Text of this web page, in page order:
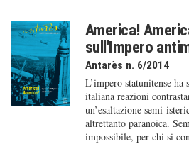
America!
sull'Impero
Antarès n. 6/2014
L’impero statunitense ha
italiana reazioni
un’esaltazione semi-
altrettanto paranoica.
impossibile, per chi si